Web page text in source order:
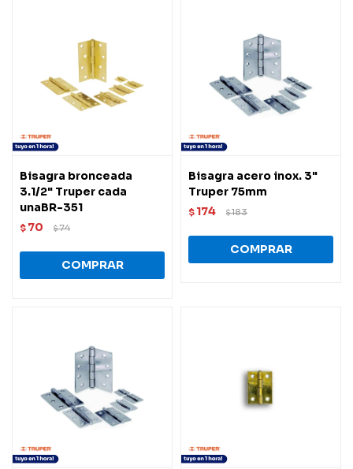
Bisagra bronceada
3.1/2" Truper cada
unaBR-351
$ 70 $74
Bisagra acero inox. 3"
Truper 75mm
$ 174 $183